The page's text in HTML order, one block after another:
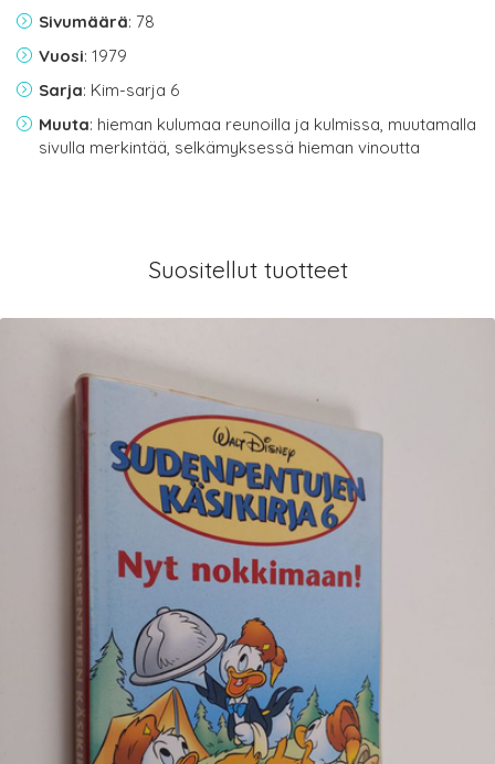
Sivumäärä: 78
Vuosi: 1979
Sarja: Kim-sarja 6
Muuta: hieman kulumaa reunoilla ja kulmissa, muutamalla
sivulla merkintää, selkämyksessä hieman vinoutta
Suositellut tuotteet